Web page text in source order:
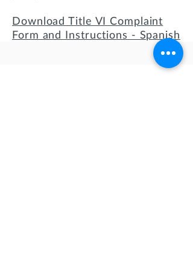
Download Title VI Complaint
Form and Instructions - Spanish